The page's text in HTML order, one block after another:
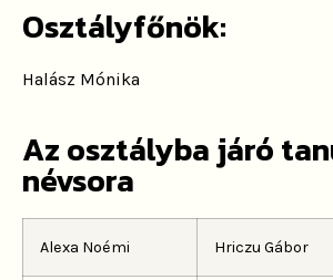
Osztályfőnök:
Halász Mónika
Az osztályba járó
névsora
Alexa Noémi Hriczu Gábor